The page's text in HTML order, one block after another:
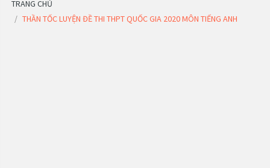
TRANG CHỦ
THẦN TỐC LUYỆN ĐỀ THI THPT QUỐC GIA 2020 MÔN TIẾNG ANH